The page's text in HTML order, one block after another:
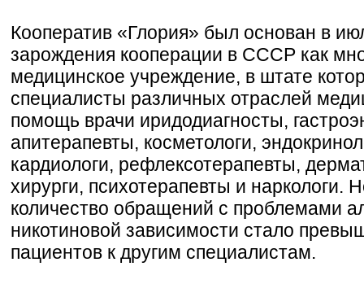
Кооператив «Глория» был основан в
зарождения кооперации в СССР как
медицинское учреждение, в штате
специалисты различных отраслей
помощь врачи иридодиагносты,
апитерапевты, косметологи,
кардиологи, рефлексотерапевты,
хирурги, психотерапевты и наркологи.
количество обращений с проблемами
никотиновой зависимости стало
пациентов к другим специалистам.